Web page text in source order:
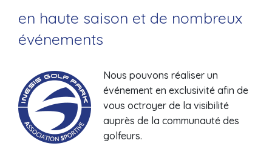
en haute saison et de nombreux
événements
Nous pouvons réaliser un
événement en exclusivité afin de
vous octroyer de la visibilité
auprès de la communauté des
golfeurs.